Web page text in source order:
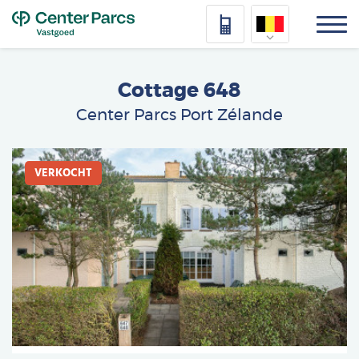
Deutsch
Vlaams
Cottage 648
Center Parcs Port Zélande
VERKOCHT
Afbeelding